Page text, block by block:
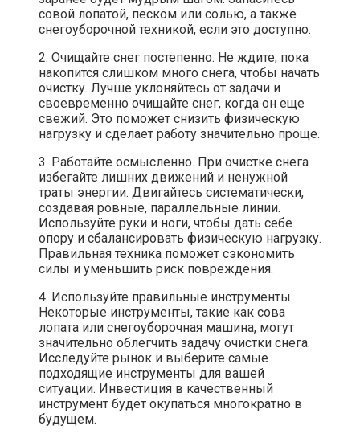
совой лопатой, песком или солью, а также
снегоуборочной техникой, если это доступно.
2. Очищайте снег постепенно. Не ждите, пока
накопится слишком много снега, чтобы начать
очистку. Лучше уклоняйтесь от задачи и
своевременно очищайте снег, когда он еще
свежий. Это поможет снизить физическую
нагрузку и сделает работу значительно проще.
3. Работайте осмысленно. При очистке снега
избегайте лишних движений и ненужной
траты энергии. Двигайтесь систематически,
создавая ровные, параллельные линии.
Используйте руки и ноги, чтобы дать себе
опору и сбалансировать физическую нагрузку.
Правильная техника поможет сэкономить
силы и уменьшить риск повреждения.
4. Используйте правильные инструменты.
Некоторые инструменты, такие как сова
лопата или снегоуборочная машина, могут
значительно облегчить задачу очистки снега.
Исследуйте рынок и выберите самые
подходящие инструменты для вашей
ситуации. Инвестиция в качественный
инструмент будет окупаться многократно в
будущем.